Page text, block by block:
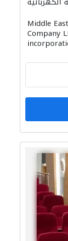
Middle
Company